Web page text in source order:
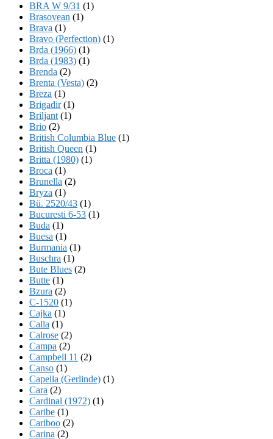
BRA W 9/31 (1)
Brasovean (1)
Brava (1)
Bravo (Perfection) (1)
Brda (1966) (1)
Brda (1983) (1)
Brenda (2)
Brenta (Vesta) (2)
Breza (1)
Brigadir(1)
Briljant (1)
Brio (2)
British Columbia Blue (1)
British Queen (1)
Britta (1980) (1)
Broca (1)
Brunella (2)
Bryza (1)
Bü. 2520/43 (1)
Bucuresti 6-53 (1)
Buda (1)
Buesa (1)
Burmania (1)
Buschra (1)
Bute Blues (2)
Butte (1)
Bzura (2)
C-1520 (1)
Cajka (1)
Calla (1)
Calrose (2)
Campa (2)
Campbell 11 (2)
Canso (1)
Capella (Gerlinde) (1)
Cara (2)
Cardinal (1972) (1)
Caribe (1)
Cariboo (2)
Carina (2)